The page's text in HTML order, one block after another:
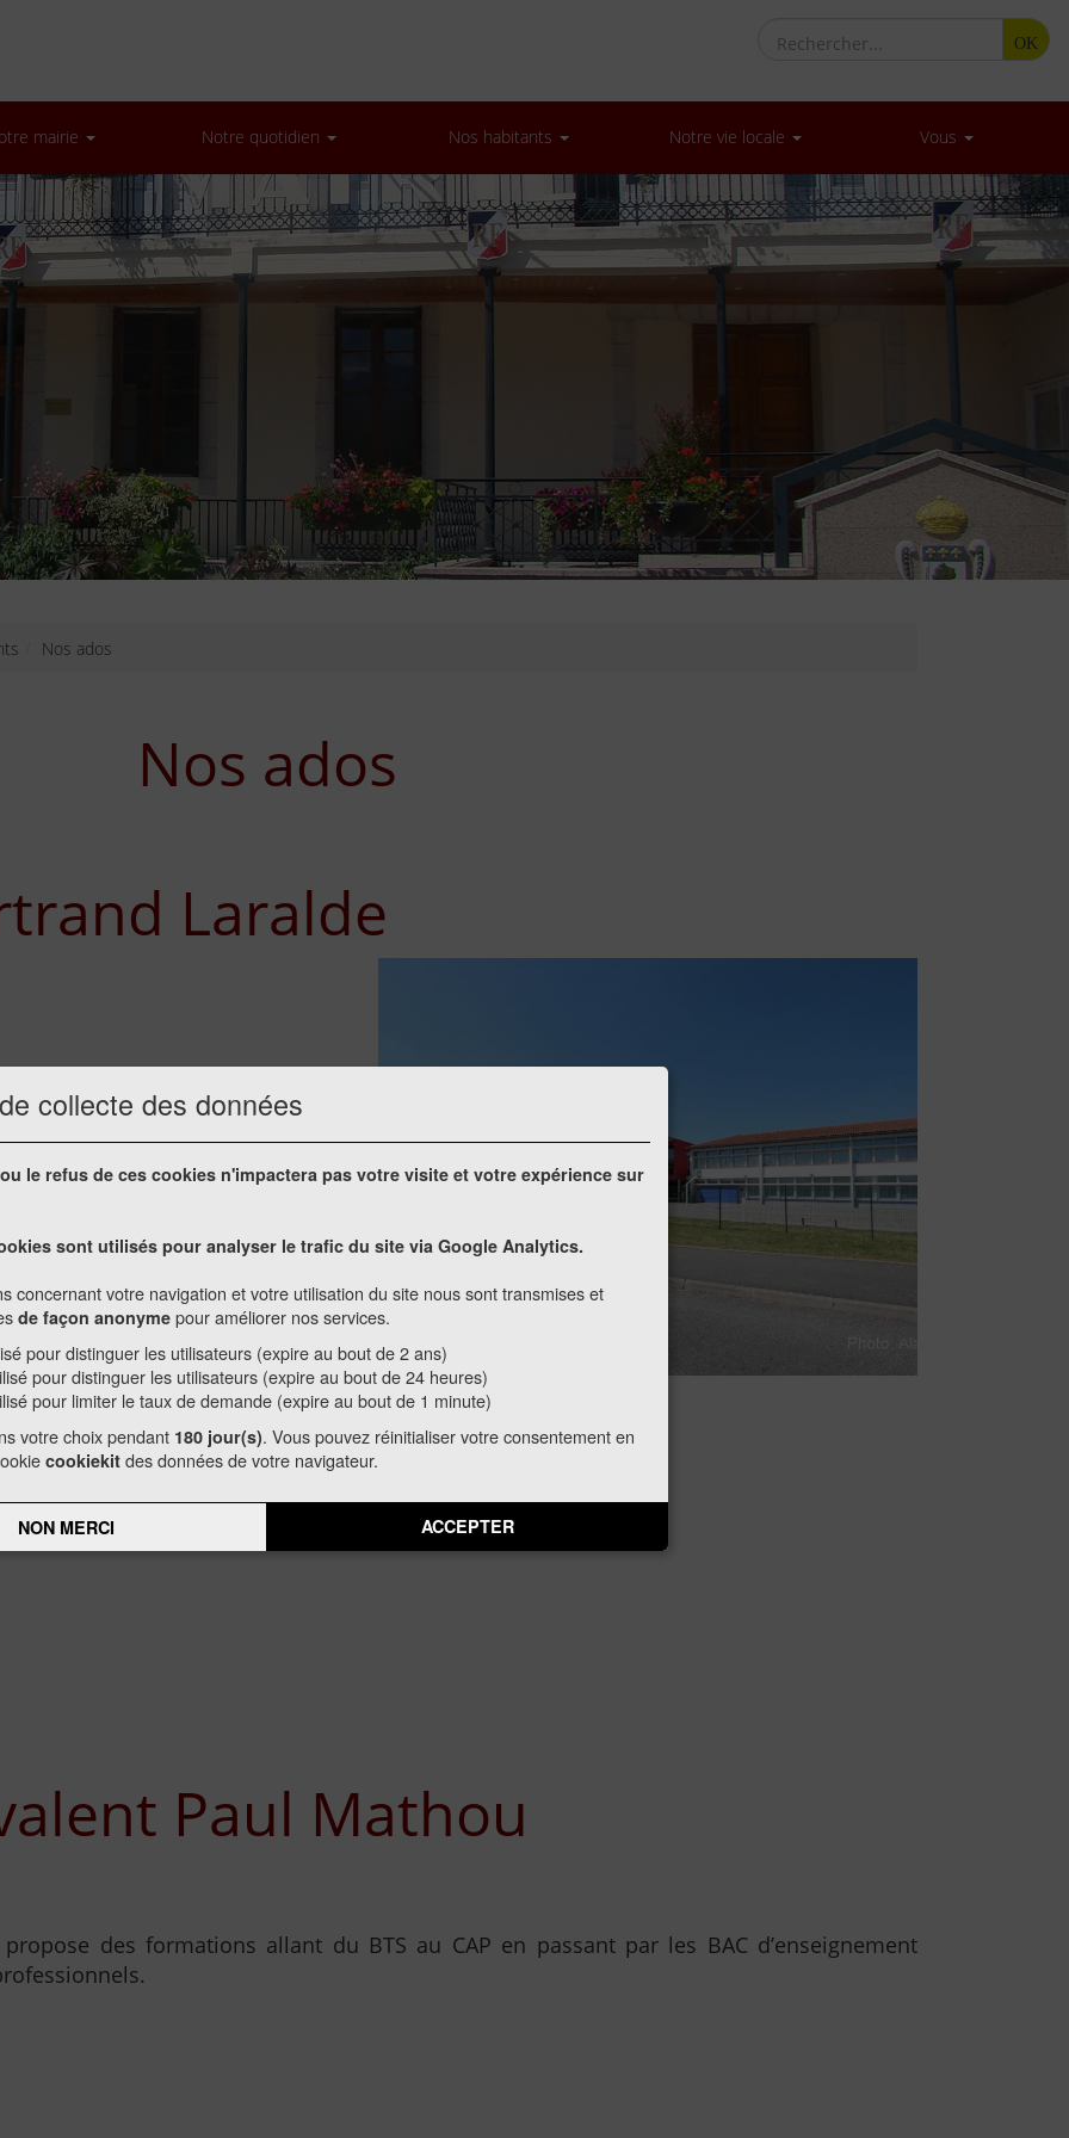
collecte des données
le refus de ces cookies n'impactera pas votre visite et votre expérience sur
sont utilisés pour analyser le trafic du site via Google Analytics.
concernant votre navigation et votre utilisation du site nous sont transmises et
de façon anonyme pour améliorer nos services.
pour distinguer les utilisateurs (expire au bout de 2 ans)
pour distinguer les utilisateurs (expire au bout de 24 heures)
pour limiter le taux de demande (expire au bout de 1 minute)
votre choix pendant 180 jour(s). Vous pouvez réinitialiser votre consentement en
cookiekit des données de votre navigateur.
NON MERCI ACCEPTER
OK
mairie Notre quotidien Nos habitants Notre vie locale Vous
Nos ados
Nos ados
Laralde
au site du collège avec
Bertrand Laralde de
Paul Mathou
des formations allant du BTS au CAP en passant par les BAC d’enseignement